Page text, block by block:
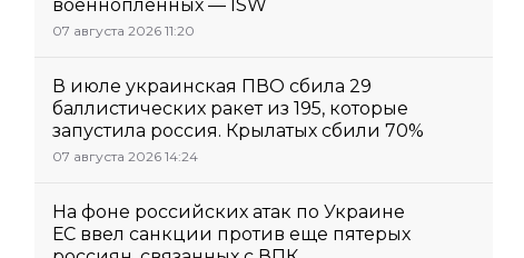
военнопленных — ISW
07 августа 2026 11:20
В июле украинская ПВО сбила 29
баллистических ракет из 195, которые
запустила россия. Крылатых сбили 70%
07 августа 2026 14:24
На фоне российских атак по Украине
ЕС ввел санкции против еще пятерых